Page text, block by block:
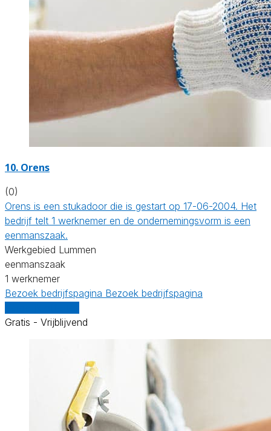
10. Orens
(0)
Orens is een stukadoor die is gestart op 17-06-2004. Het
bedrijf telt 1 werknemer en de ondernemingsvorm is een
eenmanszaak.
Werkgebied Lummen
eenmanszaak
1 werknemer
Bezoek bedrijfspagina Bezoek bedrijfspagina
Gratis - Vrijblijvend